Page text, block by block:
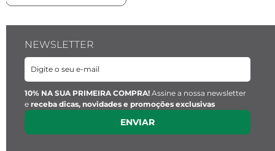
Diâmetro: 1 cm
Espessura: 1 mm
Material: Aço inoxidável
NEWSLETTER
10% NA SUA PRIMEIRA COMPRA! Assine a nossa newsletter
e receba dicas, novidades e promoções exclusivas
ENVIAR